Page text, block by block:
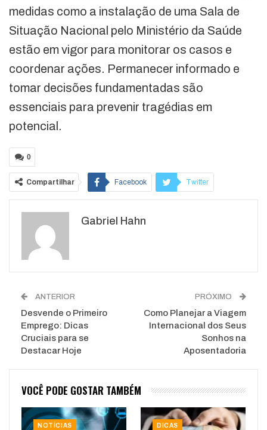
medidas como a instalação de uma Sala de
Situação Nacional pelo Ministério da Saúde
estão em vigor para monitorar os casos e
coordenar ações. Permanecer informado e
tomar decisões fundamentadas são
essenciais para prevenir tragédias em
potencial.
0
Compartilhar Facebook Twitter
WhatsApp
Gabriel Hahn
ANTERIOR
Desvende o Primeiro
Emprego: Dicas
Cruciais para se
Destacar Hoje
PRÓXIMO
Como Planejar a Viagem
Internacional dos Seus
Sonhos na
Aposentadoria
VOCÊ PODE GOSTAR TAMBÉM
NOTÍCIAS DICAS